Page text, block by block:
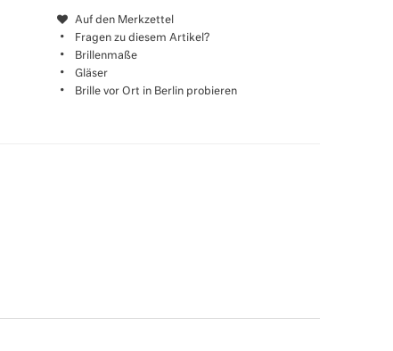
Auf den Merkzettel
Fragen zu diesem Artikel?
Brillenmaße
Gläser
Brille vor Ort in Berlin probieren